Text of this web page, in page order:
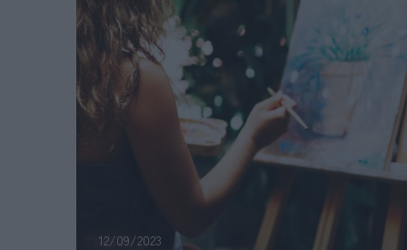
12/09/2023